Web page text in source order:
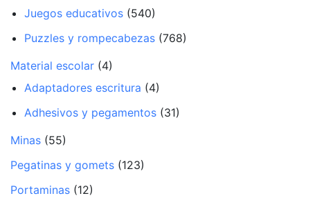
Juegos educativos (540)
Puzzles y rompecabezas (768)
Material escolar (4)
Adaptadores escritura (4)
Adhesivos y pegamentos (31)
Minas (55)
Pegatinas y gomets (123)
Portaminas (12)